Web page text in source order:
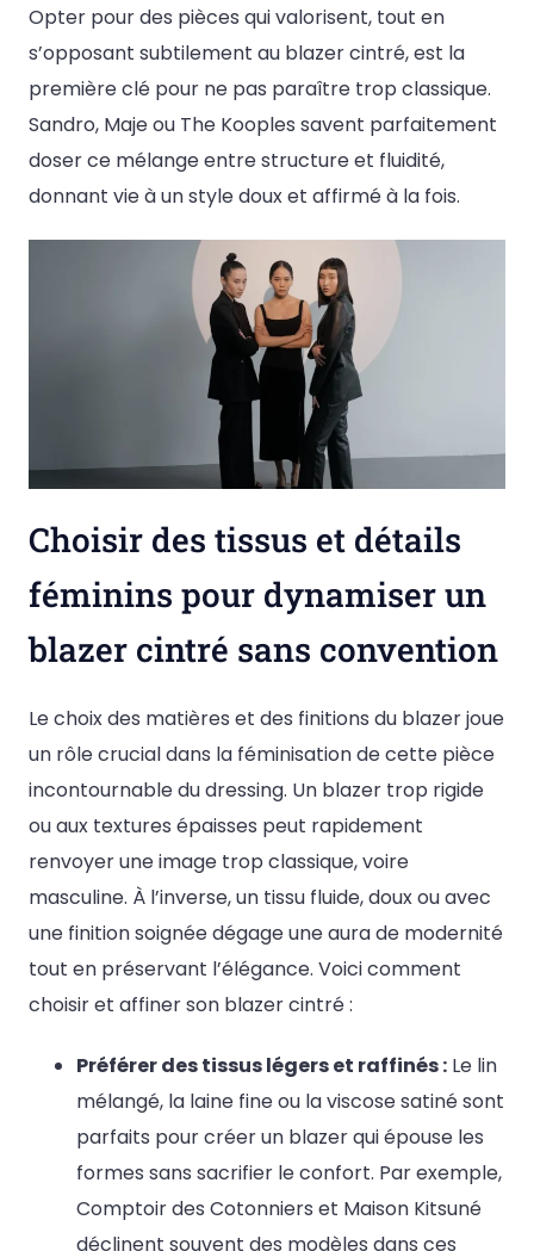
Opter pour des pièces qui valorisent, tout en
s’opposant subtilement au blazer cintré, est la
première clé pour ne pas paraître trop classique.
Sandro, Maje ou The Kooples savent parfaitement
doser ce mélange entre structure et fluidité,
donnant vie à un style doux et affirmé à la fois.
Choisir des tissus et détails
féminins pour dynamiser un
blazer cintré sans convention
Le choix des matières et des finitions du blazer joue
un rôle crucial dans la féminisation de cette pièce
incontournable du dressing. Un blazer trop rigide
ou aux textures épaisses peut rapidement
renvoyer une image trop classique, voire
masculine. À l’inverse, un tissu fluide, doux ou avec
une finition soignée dégage une aura de modernité
tout en préservant l’élégance. Voici comment
choisir et affiner son blazer cintré :
Préférer des tissus légers et raffinés : Le lin
mélangé, la laine fine ou la viscose satiné sont
parfaits pour créer un blazer qui épouse les
formes sans sacrifier le confort. Par exemple,
Comptoir des Cotonniers et Maison Kitsuné
déclinent souvent des modèles dans ces